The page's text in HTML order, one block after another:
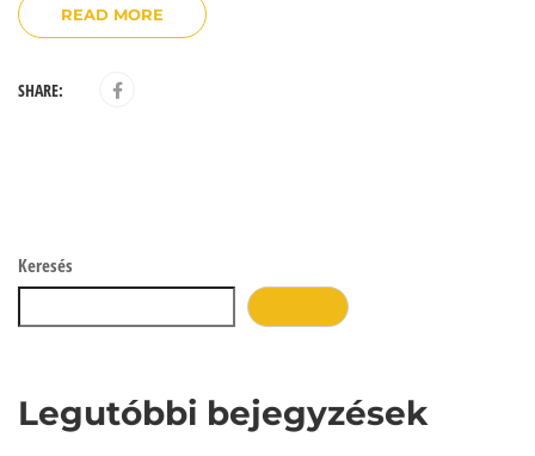
READ MORE
SHARE:
Keresés
Legutóbbi bejegyzések